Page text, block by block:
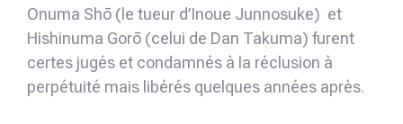
Onuma Shō (le tueur d’Inoue Junnosuke) et
Hishinuma Gorō (celui de Dan Takuma) furent
certes jugés et condamnés à la réclusion à
perpétuité mais libérés quelques années après.